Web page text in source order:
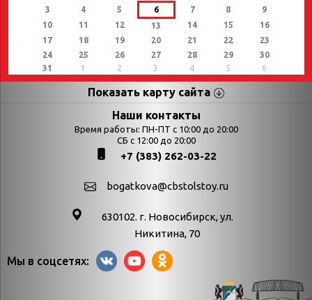
3
4 5 6 7 8
9
10
11 12 13 14 15
16
17
18 19 20 21 22
23
24
25 26 27 28 29
30
31
1 2 3 4 5 6
Показать карту сайта
Страницы Категории
Календарь
Богатков
Выставки
День в истории
День в истории.
День в истории.
Декабрь
Наши контакты
Время работы: ПН-ПТ с 10:00 до 20:00
СБ с 12:00 до 20:00
+7 (383) 262-03-22
bogatkova@cbstolstoy.ru
630102. г. Новосибирск, ул.
Никитина, 70
Мы в соцсетях: